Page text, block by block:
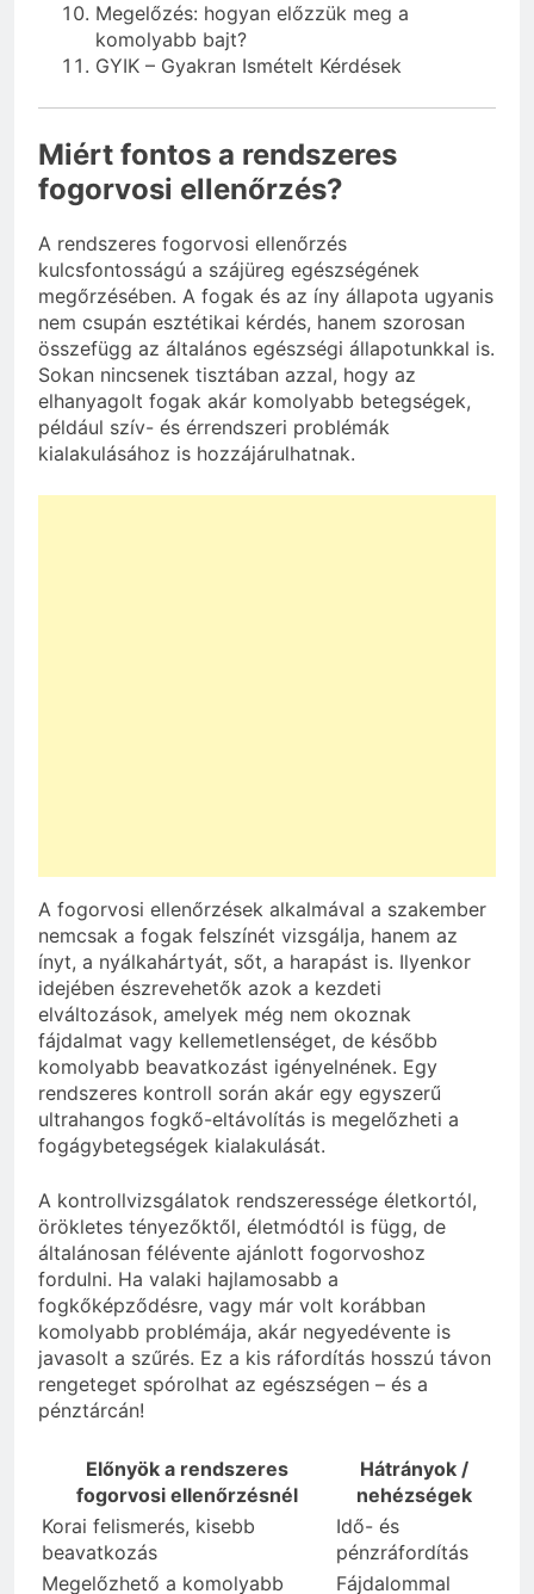
Megelőzés: hogyan előzzük meg a
komolyabb bajt?
GYIK – Gyakran Ismételt Kérdések
Miért fontos a rendszeres
fogorvosi ellenőrzés?
A rendszeres fogorvosi ellenőrzés
kulcsfontosságú a szájüreg egészségének
megőrzésében. A fogak és az íny állapota ugyanis
nem csupán esztétikai kérdés, hanem szorosan
összefügg az általános egészségi állapotunkkal is.
Sokan nincsenek tisztában azzal, hogy az
elhanyagolt fogak akár komolyabb betegségek,
például szív- és érrendszeri problémák
kialakulásához is hozzájárulhatnak.
A fogorvosi ellenőrzések alkalmával a szakember
nemcsak a fogak felszínét vizsgálja, hanem az
ínyt, a nyálkahártyát, sőt, a harapást is. Ilyenkor
idejében észrevehetők azok a kezdeti
elváltozások, amelyek még nem okoznak
fájdalmat vagy kellemetlenséget, de később
komolyabb beavatkozást igényelnének. Egy
rendszeres kontroll során akár egy egyszerű
ultrahangos fogkő-eltávolítás is megelőzheti a
fogágybetegségek kialakulását.
A kontrollvizsgálatok rendszeressége életkortól,
örökletes tényezőktől, életmódtól is függ, de
általánosan félévente ajánlott fogorvoshoz
fordulni. Ha valaki hajlamosabb a
fogkőképződésre, vagy már volt korábban
komolyabb problémája, akár negyedévente is
javasolt a szűrés. Ez a kis ráfordítás hosszú távon
rengeteget spórolhat az egészségen – és a
pénztárcán!
Előnyök a rendszeres
fogorvosi ellenőrzésnél
Hátrányok /
nehézségek
Korai felismerés, kisebb
beavatkozás
Idő- és
pénzráfordítás
Megelőzhető a komolyabb
Fájdalommal